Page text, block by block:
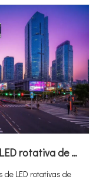
Por que a exibição de tela de LED rotativa de Adhaiwell está tendendo
de LED rotativas de